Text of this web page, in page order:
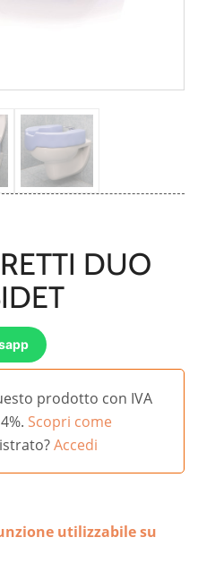
DUO
prodotto con IVA
Scopri come
Accedi
utilizzabile su